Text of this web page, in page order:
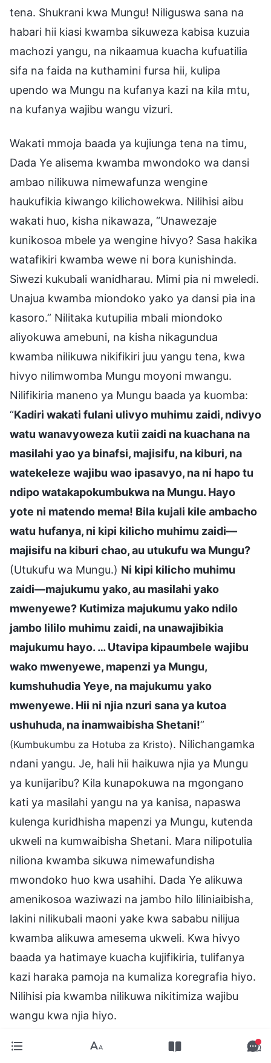
tena. Shukrani kwa Mungu! Niliguswa sana na
habari hii kiasi kwamba sikuweza kabisa kuzuia
machozi yangu, na nikaamua kuacha kufuatilia
sifa na faida na kuthamini fursa hii, kulipa
upendo wa Mungu na kufanya kazi na kila mtu,
na kufanya wajibu wangu vizuri.
Wakati mmoja baada ya kujiunga tena na timu,
Dada Ye alisema kwamba mwondoko wa dansi
ambao nilikuwa nimewafunza wengine
haukufikia kiwango kilichowekwa. Nilihisi aibu
wakati huo, kisha nikawaza, “Unawezaje
kunikosoa mbele ya wengine hivyo? Sasa hakika
watafikiri kwamba wewe ni bora kunishinda.
Siwezi kukubali wanidharau. Mimi pia ni mweledi.
Unajua kwamba miondoko yako ya dansi pia ina
kasoro.” Nilitaka kutupilia mbali miondoko
aliyokuwa amebuni, na kisha nikagundua
kwamba nilikuwa nikifikiri juu yangu tena, kwa
hivyo nilimwomba Mungu moyoni mwangu.
Nilifikiria maneno ya Mungu baada ya kuomba:
“Kadiri wakati fulani ulivyo muhimu zaidi, ndivyo
watu wanavyoweza kutii zaidi na kuachana na
masilahi yao ya binafsi, majisifu, na kiburi, na
watekeleze wajibu wao ipasavyo, na ni hapo tu
ndipo watakapokumbukwa na Mungu. Hayo
yote ni matendo mema! Bila kujali kile ambacho
watu hufanya, ni kipi kilicho muhimu zaidi—
majisifu na kiburi chao, au utukufu wa Mungu?
(Utukufu wa Mungu.) Ni kipi kilicho muhimu
zaidi—majukumu yako, au masilahi yako
mwenyewe? Kutimiza majukumu yako ndilo
jambo lililo muhimu zaidi, na unawajibikia
majukumu hayo. … Utavipa kipaumbele wajibu
wako mwenyewe, mapenzi ya Mungu,
kumshuhudia Yeye, na majukumu yako
mwenyewe. Hii ni njia nzuri sana ya kutoa
ushuhuda, na inamwaibisha Shetani!”
(Kumbukumbu za Hotuba za Kristo). Nilichangamka
ndani yangu. Je, hali hii haikuwa njia ya Mungu
ya kunijaribu? Kila kunapokuwa na mgongano
kati ya masilahi yangu na ya kanisa, napaswa
kulenga kuridhisha mapenzi ya Mungu, kutenda
ukweli na kumwaibisha Shetani. Mara nilipotulia
niliona kwamba sikuwa nimewafundisha
mwondoko huo kwa usahihi. Dada Ye alikuwa
amenikosoa waziwazi na jambo hilo liliniaibisha,
lakini nilikubali maoni yake kwa sababu nilijua
kwamba alikuwa amesema ukweli. Kwa hivyo
baada ya hatimaye kuacha kujifikiria, tulifanya
kazi haraka pamoja na kumaliza koregrafia hiyo.
Nilihisi pia kwamba nilikuwa nikitimiza wajibu
wangu kwa njia hiyo.
Tukio hili lilinionyesha kweli kwamba hukumu ya